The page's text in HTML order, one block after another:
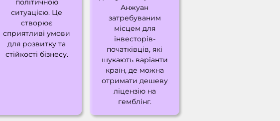
політичною
ситуацією. Це
створює
сприятливі умови
для розвитку та
стійкості бізнесу.
Анжуан
затребуваним
місцем для
інвесторів-
початківців, які
шукають варіанти
країн, де можна
отримати дешеву
ліцензію на
гемблінг.